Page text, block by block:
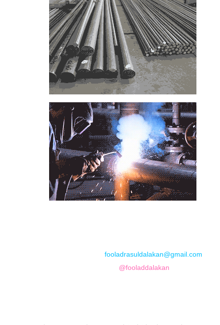
fooladrasuldalakan@gmail.com
@fooladdalakan